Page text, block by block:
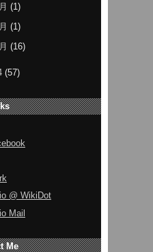
(1)
(1)
(16)
(57)
@ WikiDot
Mail
Me